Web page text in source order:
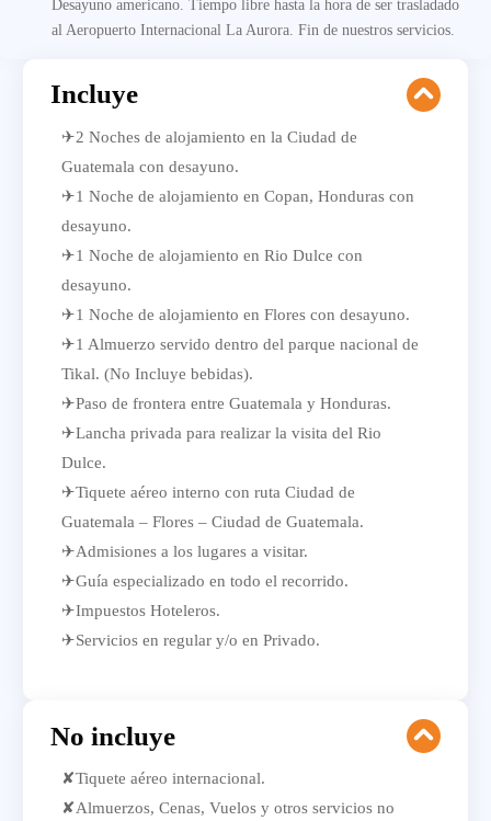
Desayuno americano. Tiempo libre hasta la hora de ser trasladado
al Aeropuerto Internacional La Aurora. Fin de nuestros servicios.
Incluye
✈2 Noches de alojamiento en la Ciudad de
Guatemala con desayuno.
✈1 Noche de alojamiento en Copan, Honduras con
desayuno.
✈1 Noche de alojamiento en Rio Dulce con
desayuno.
✈1 Noche de alojamiento en Flores con desayuno.
✈1 Almuerzo servido dentro del parque nacional de
Tikal. (No Incluye bebidas).
✈Paso de frontera entre Guatemala y Honduras.
✈Lancha privada para realizar la visita del Rio
Dulce.
✈Tiquete aéreo interno con ruta Ciudad de
Guatemala – Flores – Ciudad de Guatemala.
✈Admisiones a los lugares a visitar.
✈Guía especializado en todo el recorrido.
✈Impuestos Hoteleros.
✈Servicios en regular y/o en Privado.
No incluye
✘Tiquete aéreo internacional.
✘Almuerzos, Cenas, Vuelos y otros servicios no